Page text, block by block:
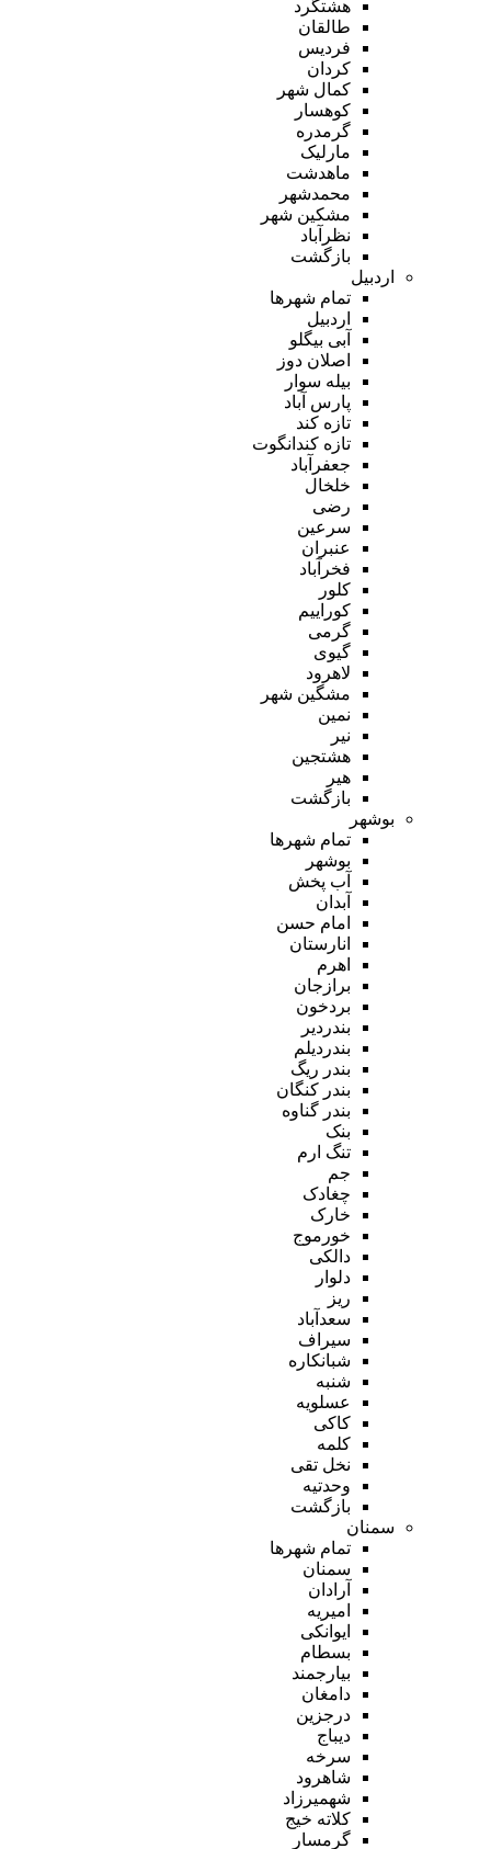
هشتگرد
طالقان
فردیس
کردان
کمال شهر
کوهسار
گرمدره
مارلیک
ماهدشت
محمدشهر
مشکین شهر
نظرآباد
بازگشت
اردبیل
تمام شهر‌ها
اردبیل
آبی بیگلو
اصلان دوز
بیله سوار
پارس آباد
تازه کند
تازه کندانگوت
جعفرآباد
خلخال
رضی
سرعین
عنبران
فخرآباد
کلور
کوراییم
گرمی
گیوی
لاهرود
مشگین شهر
نمین
نیر
هشتجین
هیر
بازگشت
بوشهر
تمام شهر‌ها
بوشهر
آب پخش
آبدان
امام حسن
انارستان
اهرم
برازجان
بردخون
بندردیر
بندردیلم
بندر ریگ
بندر کنگان
بندر گناوه
بنک
تنگ ارم
جم
چغادک
خارک
خورموج
دالکی
دلوار
ریز
سعدآباد
سیراف
شبانکاره
شنبه
عسلویه
کاکی
کلمه
نخل تقی
وحدتیه
بازگشت
سمنان
تمام شهر‌ها
سمنان
آرادان
امیریه
ایوانکی
بسطام
بیارجمند
دامغان
درجزین
دیباج
سرخه
شاهرود
شهمیرزاد
کلاته خیج
گرمسار